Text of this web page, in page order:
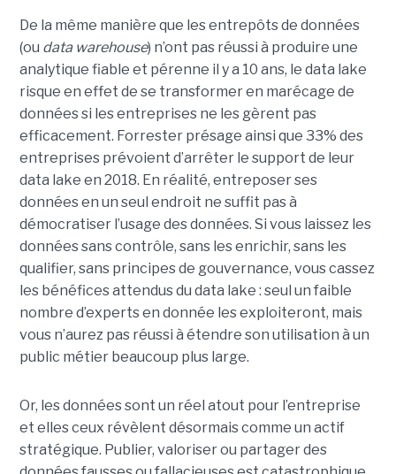
De la même manière que les entrepôts de données
(ou data warehouse) n’ont pas réussi à produire une
analytique fiable et pérenne il y a 10 ans, le data lake
risque en effet de se transformer en marécage de
données si les entreprises ne les gèrent pas
efficacement. Forrester présage ainsi que 33% des
entreprises prévoient d’arrêter le support de leur
data lake en 2018. En réalité, entreposer ses
données en un seul endroit ne suffit pas à
démocratiser l’usage des données. Si vous laissez les
données sans contrôle, sans les enrichir, sans les
qualifier, sans principes de gouvernance, vous cassez
les bénéfices attendus du data lake : seul un faible
nombre d’experts en donnée les exploiteront, mais
vous n’aurez pas réussi à étendre son utilisation à un
public métier beaucoup plus large.
Or, les données sont un réel atout pour l’entreprise
et elles ceux révèlent désormais comme un actif
stratégique. Publier, valoriser ou partager des